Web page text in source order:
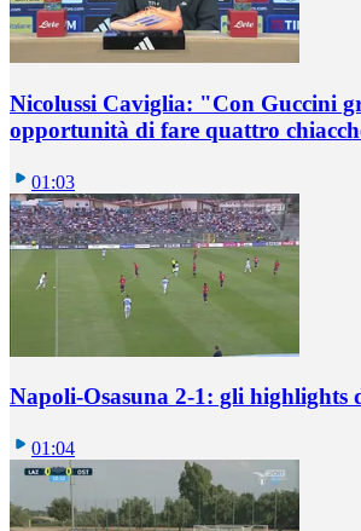
Nicolussi Caviglia: "Con Guccini
opportunità di fare quattro
01:03
Napoli-Osasuna 2-1: gli highlights
01:04